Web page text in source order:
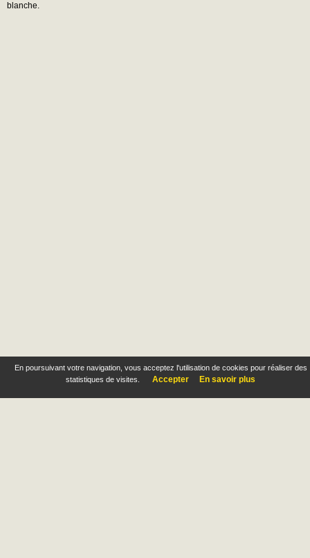
En poursuivant votre navigation, vous acceptez l'utilisation de cookies pour réaliser des
statistiques de visites.
Accepter En savoir plus
blanche.